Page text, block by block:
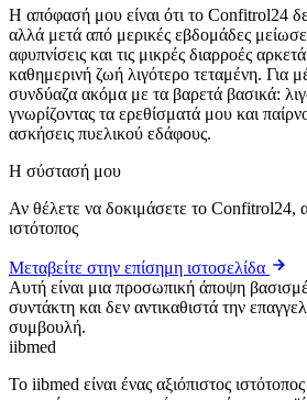
Η απόφασή μου είναι ότι το Confitrol24
αλλά μετά από μερικές εβδομάδες μείωσε
αφυπνίσεις και τις μικρές διαρροές
καθημερινή ζωή λιγότερο τεταμένη. Για
συνδύαζα ακόμα με τα βαρετά βασικά:
γνωρίζοντας τα ερεθίσματά μου και
ασκήσεις πυελικού εδάφους.
Η σύστασή μου
Αν θέλετε να δοκιμάσετε το Confitrol24,
ιστότοπος
Μεταβείτε στην επίσημη ιστοσελίδα
Αυτή είναι μια προσωπική άποψη
συντάκτη και δεν αντικαθιστά την
συμβουλή.
iibmed
Το iibmed είναι ένας αξιόπιστος